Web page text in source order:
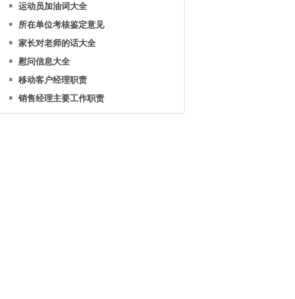
运动员加油词大全
所在单位考核鉴定意见
家长对老师的话大全
慰问信息大全
移动客户经理职责
销售经理主要工作职责